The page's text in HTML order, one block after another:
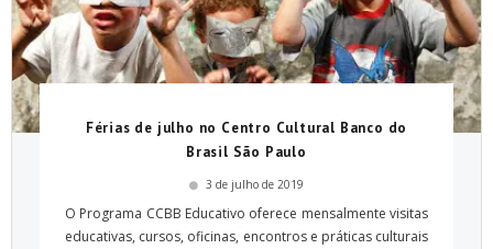
Férias de julho no Centro Cultural Banco do
Brasil São Paulo
3 de julho de 2019
O Programa CCBB Educativo oferece mensalmente visitas
educativas, cursos, oficinas, encontros e práticas culturais